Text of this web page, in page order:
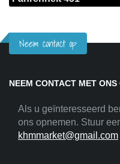
Neem contact op
NEEM CONTACT MET ONS
Als u geïnteresseerd
ons opnemen. Stuur
khmmarket@gmail.com